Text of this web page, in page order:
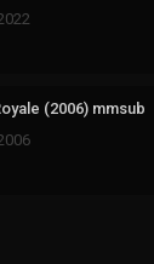
(2006) mmsub